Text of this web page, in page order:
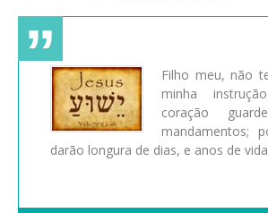
Filho meu, não
minha
coração
mandamentos;
darão longura de dias, e anos de